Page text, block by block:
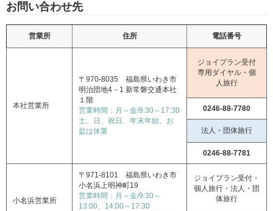
お問い合わせ先
営業所 住所 電話番号
本社営業所
〒970-8035 福島県いわき市
明治団地4－1 新常磐交通本社
１階
営業時間：月～金/9:30～17:30
土、日、祝日、年末年始、お
盆は休業
ジョイプラン受付
専用ダイヤル・個
人旅行
0246-88-7780
法人・団体旅行
0246-88-7781
小名浜営業所
〒971-8101 福島県いわき市
小名浜上明神町19
営業時間：月～金/9:30～
13:00、14:00～17:30
ジョイプラン受付・
個人旅行・法人・団
体旅行